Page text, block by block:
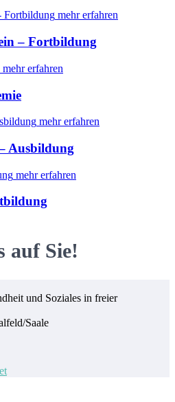
mehr erfahren
– Fortbildung
mehr erfahren
mehr erfahren
Ausbildung
mehr erfahren
auf Sie!
und Soziales in freier
Saale